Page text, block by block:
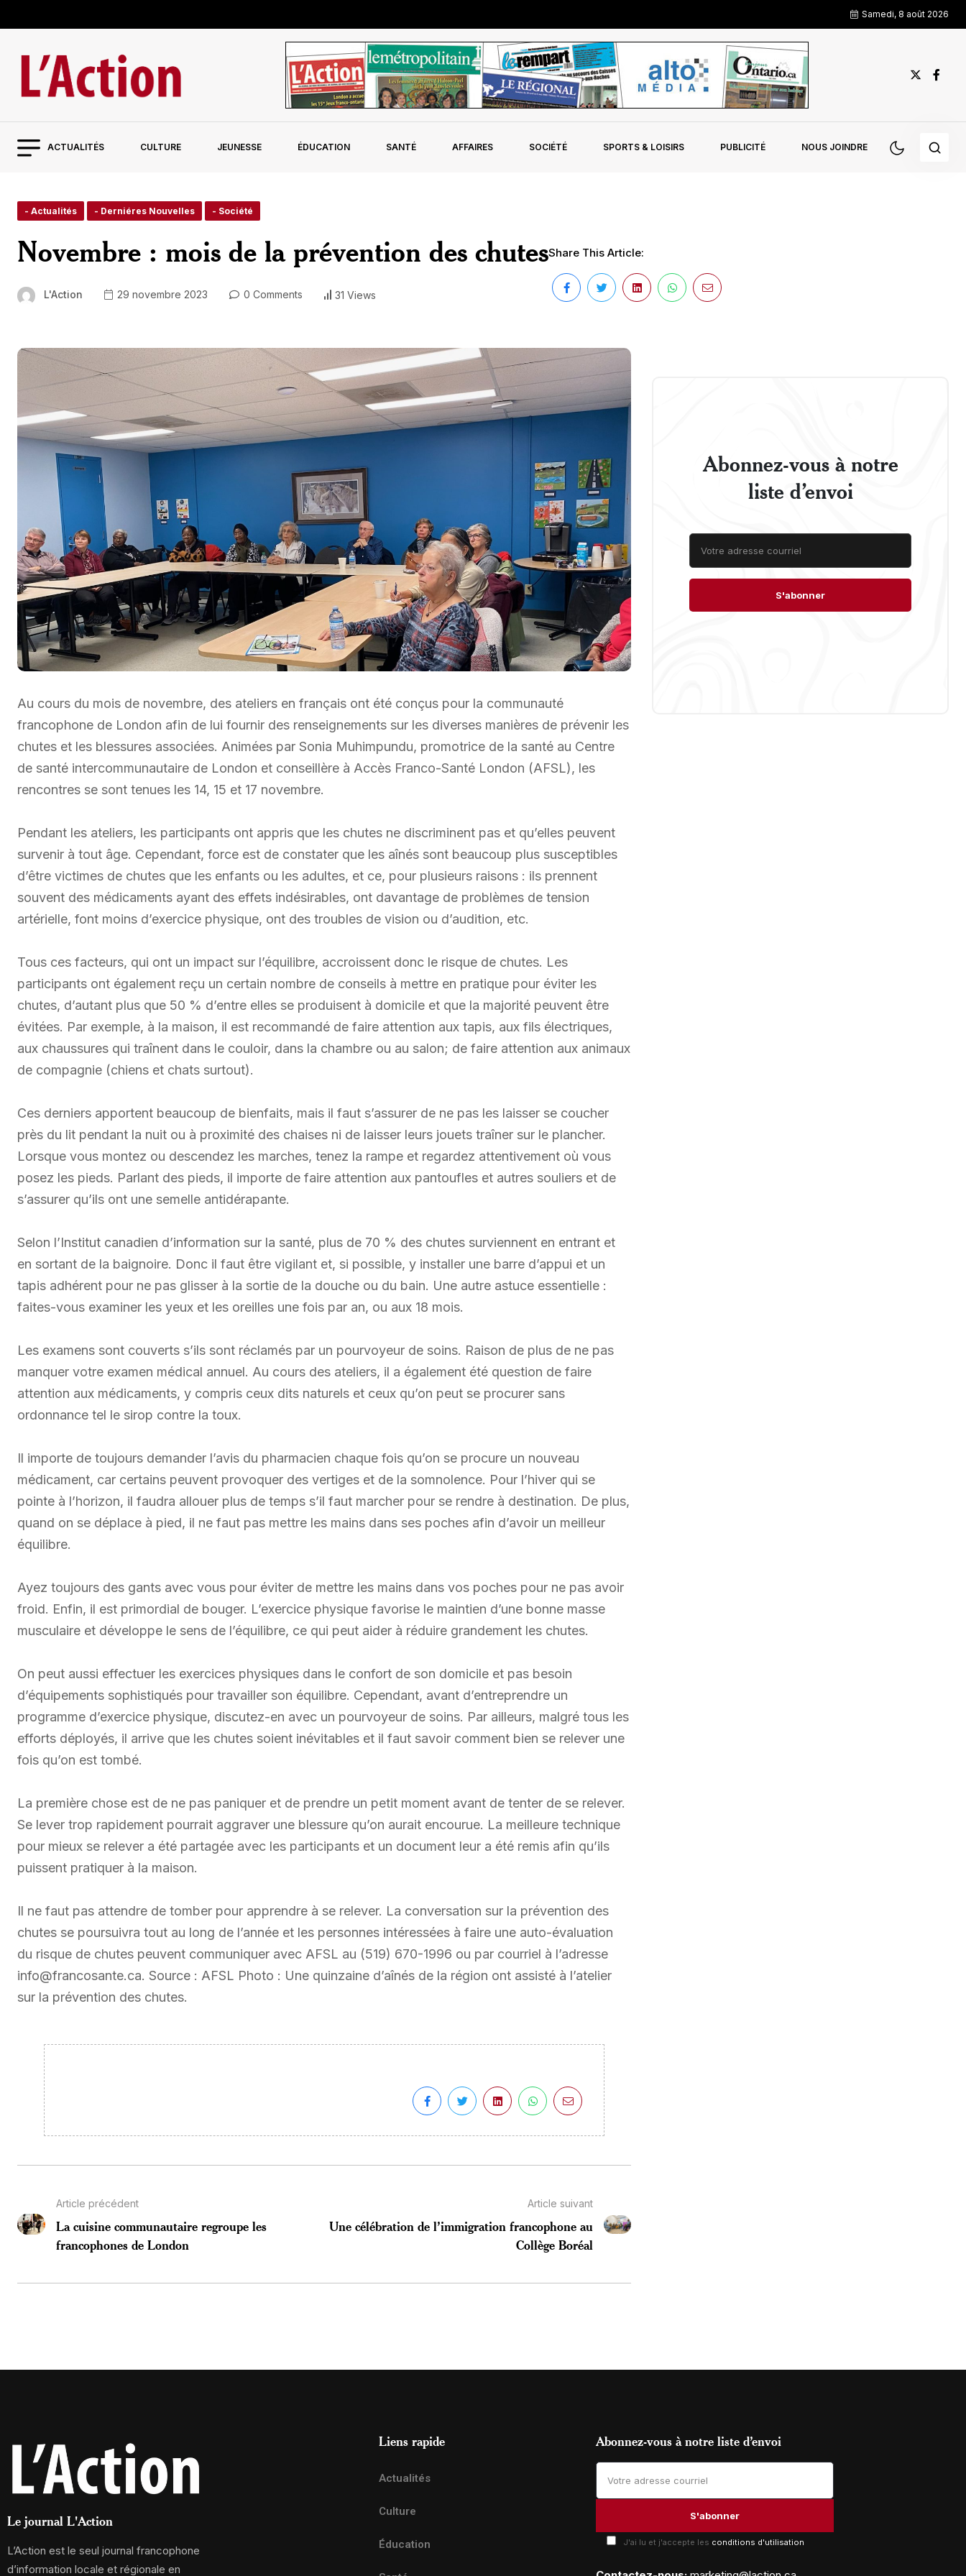
Samedi, 8 août 2026
ACTUALITÉS CULTURE JEUNESSE ÉDUCATION SANTÉ AFFAIRES SOCIÉTÉ SPORTS & LOISIRS PUBLICITÉ NOUS JOINDRE
- Actualités - Derniéres Nouvelles - Société
Novembre : mois de la prévention des chutes
L'Action 29 novembre 2023 0 Comments 31 Views
Share This Article:
Au cours du mois de novembre, des ateliers en français ont été conçus pour la communauté
francophone de London afin de lui fournir des renseignements sur les diverses manières de prévenir les
chutes et les blessures associées. Animées par Sonia Muhimpundu, promotrice de la santé au Centre
de santé intercommunautaire de London et conseillère à Accès Franco-Santé London (AFSL), les
rencontres se sont tenues les 14, 15 et 17 novembre.
Pendant les ateliers, les participants ont appris que les chutes ne discriminent pas et qu’elles peuvent
survenir à tout âge. Cependant, force est de constater que les aînés sont beaucoup plus susceptibles
d’être victimes de chutes que les enfants ou les adultes, et ce, pour plusieurs raisons : ils prennent
souvent des médicaments ayant des effets indésirables, ont davantage de problèmes de tension
artérielle, font moins d’exercice physique, ont des troubles de vision ou d’audition, etc.
Tous ces facteurs, qui ont un impact sur l’équilibre, accroissent donc le risque de chutes. Les
participants ont également reçu un certain nombre de conseils à mettre en pratique pour éviter les
chutes, d’autant plus que 50 % d’entre elles se produisent à domicile et que la majorité peuvent être
évitées. Par exemple, à la maison, il est recommandé de faire attention aux tapis, aux fils électriques,
aux chaussures qui traînent dans le couloir, dans la chambre ou au salon; de faire attention aux animaux
de compagnie (chiens et chats surtout).
Ces derniers apportent beaucoup de bienfaits, mais il faut s’assurer de ne pas les laisser se coucher
près du lit pendant la nuit ou à proximité des chaises ni de laisser leurs jouets traîner sur le plancher.
Lorsque vous montez ou descendez les marches, tenez la rampe et regardez attentivement où vous
posez les pieds. Parlant des pieds, il importe de faire attention aux pantoufles et autres souliers et de
s’assurer qu’ils ont une semelle antidérapante.
Selon l’Institut canadien d’information sur la santé, plus de 70 % des chutes surviennent en entrant et
en sortant de la baignoire. Donc il faut être vigilant et, si possible, y installer une barre d’appui et un
tapis adhérent pour ne pas glisser à la sortie de la douche ou du bain. Une autre astuce essentielle :
faites-vous examiner les yeux et les oreilles une fois par an, ou aux 18 mois.
Les examens sont couverts s’ils sont réclamés par un pourvoyeur de soins. Raison de plus de ne pas
manquer votre examen médical annuel. Au cours des ateliers, il a également été question de faire
attention aux médicaments, y compris ceux dits naturels et ceux qu’on peut se procurer sans
ordonnance tel le sirop contre la toux.
Il importe de toujours demander l’avis du pharmacien chaque fois qu’on se procure un nouveau
médicament, car certains peuvent provoquer des vertiges et de la somnolence. Pour l’hiver qui se
pointe à l’horizon, il faudra allouer plus de temps s’il faut marcher pour se rendre à destination. De plus,
quand on se déplace à pied, il ne faut pas mettre les mains dans ses poches afin d’avoir un meilleur
équilibre.
Ayez toujours des gants avec vous pour éviter de mettre les mains dans vos poches pour ne pas avoir
froid. Enfin, il est primordial de bouger. L’exercice physique favorise le maintien d’une bonne masse
musculaire et développe le sens de l’équilibre, ce qui peut aider à réduire grandement les chutes.
On peut aussi effectuer les exercices physiques dans le confort de son domicile et pas besoin
d’équipements sophistiqués pour travailler son équilibre. Cependant, avant d’entreprendre un
programme d’exercice physique, discutez-en avec un pourvoyeur de soins. Par ailleurs, malgré tous les
efforts déployés, il arrive que les chutes soient inévitables et il faut savoir comment bien se relever une
fois qu’on est tombé.
La première chose est de ne pas paniquer et de prendre un petit moment avant de tenter de se relever.
Se lever trop rapidement pourrait aggraver une blessure qu’on aurait encourue. La meilleure technique
pour mieux se relever a été partagée avec les participants et un document leur a été remis afin qu’ils
puissent pratiquer à la maison.
Il ne faut pas attendre de tomber pour apprendre à se relever. La conversation sur la prévention des
chutes se poursuivra tout au long de l’année et les personnes intéressées à faire une auto-évaluation
du risque de chutes peuvent communiquer avec AFSL au (519) 670-1996 ou par courriel à l’adresse
info@francosante.ca. Source : AFSL Photo : Une quinzaine d’aînés de la région ont assisté à l’atelier
sur la prévention des chutes.
Article précédent
La cuisine communautaire regroupe les
francophones de London
Article suivant
Une célébration de l’immigration francophone au
Collège Boréal
Abonnez-vous à notre
liste d’envoi
Le journal L'Action
L’Action est le seul journal francophone
d’information locale et régionale en
Liens rapide
Actualités
Culture
Éducation
Abonnez-vous à notre liste d’envoi
J'ai lu et j'accepte les conditions d'utilisation